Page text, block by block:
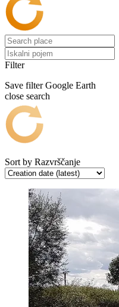
Filter
Save filter Google Earth
close search
Sort by Razvrščanje